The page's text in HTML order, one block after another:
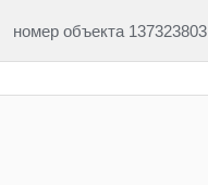
номер объекта 137323803